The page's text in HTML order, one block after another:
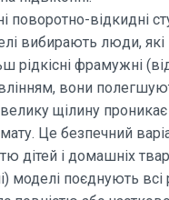
поворотно-відкидні
вибирають люди,
рідкісні фрамужні
вони
щілину проникає
Це безпечний
дітей і домашніх
моделі поєднують всі